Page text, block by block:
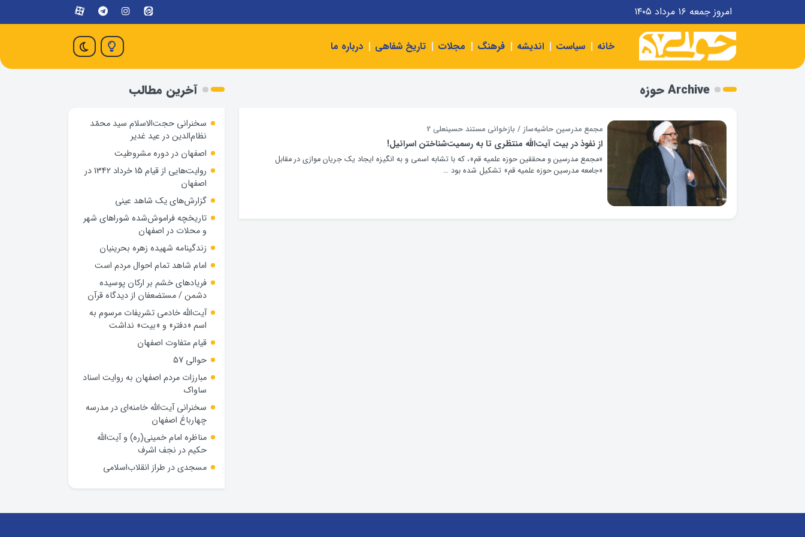
امروز جمعه ۱۶ مرداد ۱۴۰۵
خانه سیاست اندیشه فرهنگ مجلات تاریخ شفاهی درباره ما
Archive حوزه
مجمع مدرسین حاشیه‌ساز / بازخوانی مستند حسینعلی 2
از نفوذ در بیت آیت‌الله منتظری تا به رسمیت‌شناختن اسرائیل!
«مجمع مدرسین و محققین حوزه علمیه قم»، که با تشابه اسمی و به انگیزه ایجاد یک ‌جریان موازی در مقابل
«جامعه مدرسین حوزه علمیه قم» تشکیل شده بود …
آخرین مطالب
سخنرانی حجت‌الاسلام سید محمّد
نظام‌الدین در عید غدیر
اصفهان در دوره مشروطیت
روایت‌هایی از قیام 15 خرداد 1342 در
اصفهان
گزارش‌های یک شاهد عینی
تاریخچه فراموش‌شده شوراهای شهر
و محلات در اصفهان
زندگینامه شهيده زهره بحرينيان
امام شاهد تمام احوال مردم است
فریادهای خشم بر ارکان پوسیده
دشمن / مستضعفان از دیدگاه قرآن
آیت‌الله خادمی تشریفات مرسوم به
اسم «دفتر» و «بیت» نداشت
قیام متفاوت اصفهان
حوالی 57
مبارزات مردم اصفهان به روایت اسناد
ساواک
سخنرانی آیت‌الله خامنه‌ای در مدرسه
چهارباغ اصفهان
مناظره امام خمینی(ره) و آیت‌الله
حکیم در نجف اشرف
مسجدی در طراز انقلاب‌اسلامی